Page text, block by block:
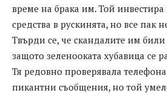
време на брака им. Той
средства в рускинята, но все пак
Твърди се, че скандалите им
защото зеленооката хубавица се
Тя редовно проверявала
пикантни съобщения, но той